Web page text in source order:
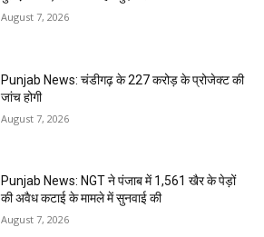
August 7, 2026
Punjab News: चंडीगढ़ के ₹227 करोड़ के प्रोजेक्ट की
जांच होगी
August 7, 2026
Punjab News: NGT ने पंजाब में 1,561 खैर के पेड़ों
की अवैध कटाई के मामले में सुनवाई की
August 7, 2026